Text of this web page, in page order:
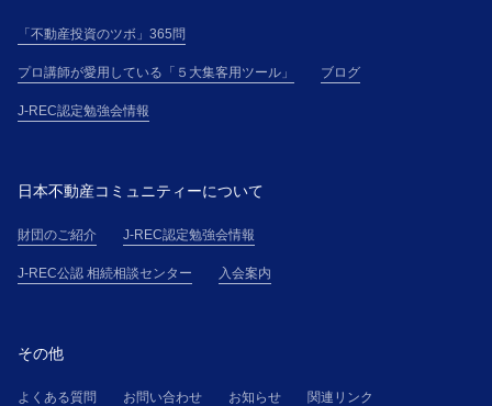
「不動産投資のツボ」365問
プロ講師が愛用している「５大集客用ツール」 ブログ
J-REC認定勉強会情報
日本不動産コミュニティーについて
財団のご紹介 J-REC認定勉強会情報
J-REC公認 相続相談センター 入会案内
その他
よくある質問 お問い合わせ お知らせ 関連リンク